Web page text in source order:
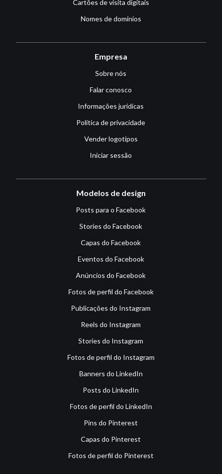
Cartões de visita digitais
Nomes de domínios
Empresa
Sobre nós
Falar conosco
Informações jurídicas
Política de privacidade
Vender logotipos
Iniciar sessão
Modelos de design
Posts para o Facebook
Stories do Facebook
Capas do Facebook
Eventos do Facebook
Anúncios do Facebook
Fotos de perfil do Facebook
Publicações do Instagram
Reels do Instagram
Stories do Instagram
Fotos de perfil do Instagram
Banners do LinkedIn
Posts do LinkedIn
Fotos de perfil do LinkedIn
Pins do Pinterest
Capas do Pinterest
Fotos de perfil do Pinterest